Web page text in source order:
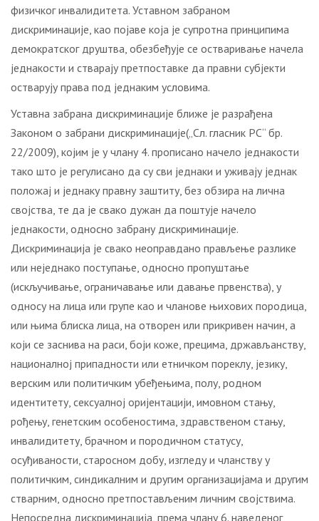
физичког инвалидитета. Уставном забраном
дискриминације, као појаве која је супротна принципима
демократског друштва, обезбеђује се остваривање начела
једнакости и стварају претпоставке да правни субјекти
остварују права под једнаким условима.
Уставна забрана дискриминације ближе је разрађена
Законом о забрани дискриминације(„Сл. гласник РС“ бр.
22/2009), којим је у члану 4. прописано начело једнакости
тако што је регулисано да су сви једнаки и уживају једнак
положај и једнаку правну заштиту, без обзира на лична
својства, те да је свако дужан да поштује начело
једнакости, односно забрану дискриминације.
Дискриминација је свако неоправдано прављење разлике
или неједнако поступање, односно пропуштање
(искључивање, ограничавање или давање првенства), у
односу на лица или групе као и чланове њихових породица,
или њима блиска лица, на отворен или прикривен начин, а
који се заснива на раси, боји коже, прецима, држављанству,
националној припадности или етничком пореклу, језику,
верским или политичким убеђењима, полу, родном
идентитету, сексуалној оријентацији, имовном стању,
рођењу, генетским особеностима, здравственом стању,
инвалидитету, брачном и породичном статусу,
осуђиваности, старосном добу, изгледу и чланству у
политичким, синдикалним и другим организацијама и другим
стварним, односно претпостављеним личним својствима.
Непосредна дискриминација, према члану 6. наведеног